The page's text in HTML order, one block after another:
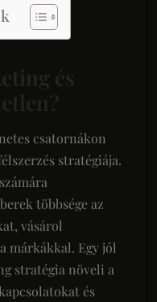
és
csatornákon
stratégiája.
többsége az
vásárol
márkákkal. Egy jól
stratégia növeli a
és